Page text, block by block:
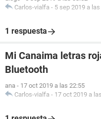
Carlos-vialfa - 5 sep 2019 a
1 respuesta
Mi Canaima letras
Bluetooth
ana - 17 oct 2019 a las 22:55
Carlos-vialfa - 17 oct 2019 a